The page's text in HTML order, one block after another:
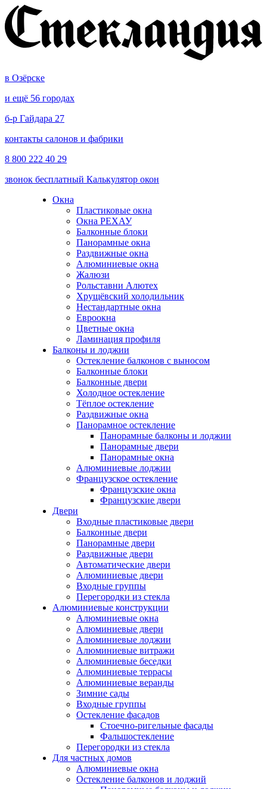
в Озёрске
и ещё 56 городах
б-р Гайдара 27
контакты салонов и фабрики
8 800 222 40 29
звонок бесплатный Калькулятор окон
Окна
Пластиковые окна
Окна РЕХАУ
Балконные блоки
Панорамные окна
Раздвижные окна
Алюминиевые окна
Жалюзи
Рольставни Алютех
Хрущёвский холодильник
Нестандартные окна
Евроокна
Цветные окна
Ламинация профиля
Балконы и лоджии
Остекление балконов с выносом
Балконные блоки
Балконные двери
Холодное остекление
Тёплое остекление
Раздвижные окна
Панорамное остекление
Панорамные балконы и лоджии
Панорамные двери
Панорамные окна
Алюминиевые лоджии
Французское остекление
Французские окна
Французские двери
Двери
Входные пластиковые двери
Балконные двери
Панорамные двери
Раздвижные двери
Автоматические двери
Алюминиевые двери
Входные группы
Перегородки из стекла
Алюминиевые конструкции
Алюминиевые окна
Алюминиевые двери
Алюминиевые лоджии
Алюминиевые витражи
Алюминиевые беседки
Алюминиевые террасы
Алюминиевые веранды
Зимние сады
Входные группы
Остекление фасадов
Стоечно-ригельные фасады
Фальшостекление
Перегородки из стекла
Для частных домов
Алюминиевые окна
Остекление балконов и лоджий